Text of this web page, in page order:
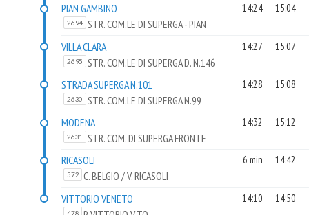
PIAN GAMBINO
2694 STR. COM.LE DI SUPERGA - PIAN
GAMBINO
14:24 15:04
VILLA CLARA
2695 STR. COM.LE DI SUPERGA D. N.146
14:27 15:07
STRADA SUPERGA N.101
2630 STR. COM.LE DI SUPERGA N.99
14:28 15:08
MODENA
2631
STR. COM. DI SUPERGA FRONTE
STAZIONE SASSI
14:32 15:12
RICASOLI
572 C. BELGIO / V. RICASOLI
6 min 14:42
VITTORIO VENETO
478
14:10 14:50